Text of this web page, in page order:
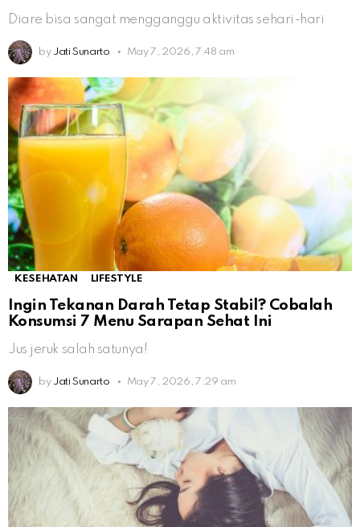
Diare bisa sangat mengganggu aktivitas sehari-hari
by Jati Sunarto May 7, 2026, 7:48 am
KESEHATAN LIFESTYLE
Ingin Tekanan Darah Tetap Stabil? Cobalah
Konsumsi 7 Menu Sarapan Sehat Ini
Jus jeruk salah satunya!
by Jati Sunarto May 7, 2026, 7:29 am